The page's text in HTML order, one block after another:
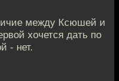
между Ксюшей и
хочется дать по
- нет.